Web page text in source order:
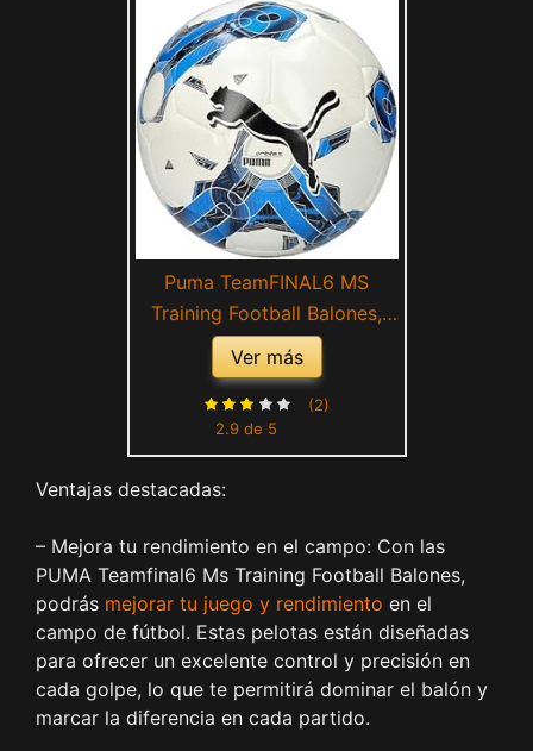
Puma TeamFINAL6 MS
Training Football Balones,
Adultos Unisex,
White/Electric Blue
Lemonade (Multicolor), 5
Ver más
2.9 de 5
(2)
Ventajas destacadas:
– Mejora tu rendimiento en el campo: Con las
PUMA Teamfinal6 Ms Training Football Balones,
podrás mejorar tu juego y rendimiento en el
campo de fútbol. Estas pelotas están diseñadas
para ofrecer un excelente control y precisión en
cada golpe, lo que te permitirá dominar el balón y
marcar la diferencia en cada partido.